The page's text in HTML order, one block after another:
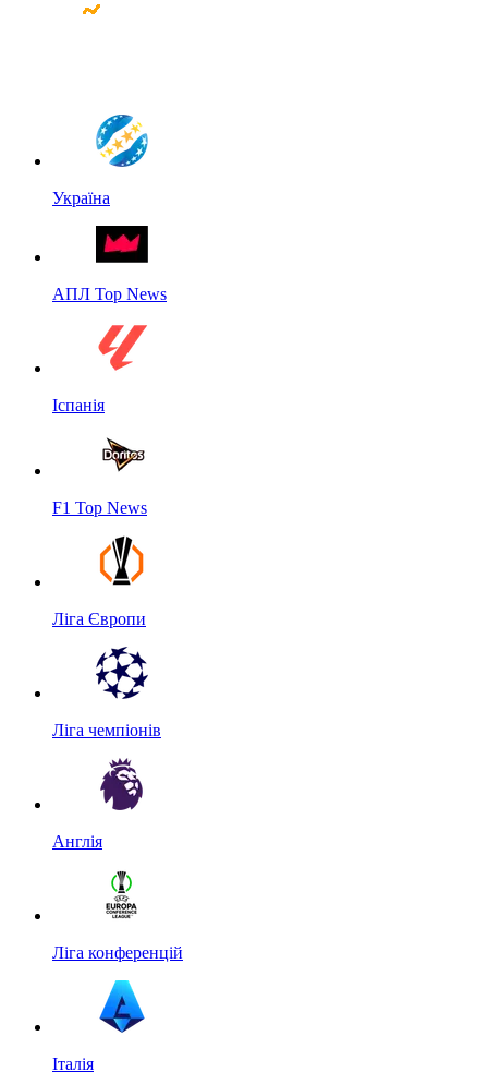
Україна
АПЛ Top News
Іспанія
F1 Top News
Ліга Європи
Ліга чемпіонів
Англія
Ліга конференцій
Італія